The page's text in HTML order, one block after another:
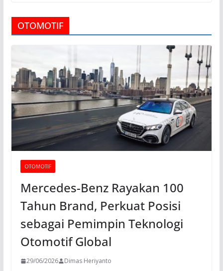
OTOMOTIF
OTOMOTIF
Mercedes-Benz Rayakan 100
Tahun Brand, Perkuat Posisi
sebagai Pemimpin Teknologi
Otomotif Global
29/06/2026 Dimas Heriyanto